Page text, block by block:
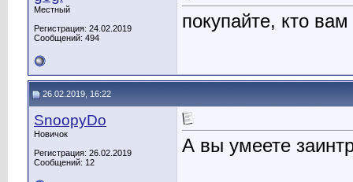
Местный
Регистрация: 24.02.2019
Сообщений: 494
покупайте, кто
26.02.2019, 16:22
SnoopyDo
Новичок
Регистрация: 26.02.2019
Сообщений: 12
А вы умеете